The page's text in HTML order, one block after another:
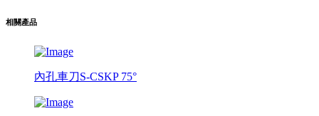
相關產品
內孔車刀S-CSKP 75°